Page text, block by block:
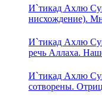
ибн Саида ад-
познание
И`тикад Ахлю
нисхождение).
физическим
И`тикад Ахлю
речь Аллаха.
И`тикад Ахлю
сотворены.